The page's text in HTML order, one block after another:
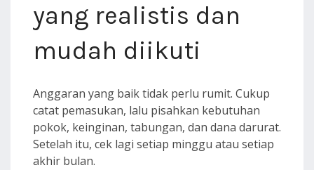
yang realistis dan
mudah diikuti
Anggaran yang baik tidak perlu rumit. Cukup
catat pemasukan, lalu pisahkan kebutuhan
pokok, keinginan, tabungan, dan dana darurat.
Setelah itu, cek lagi setiap minggu atau setiap
akhir bulan.